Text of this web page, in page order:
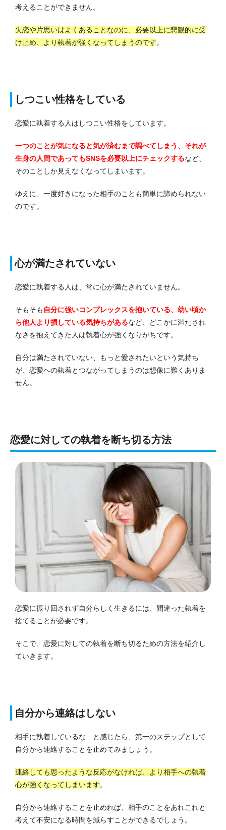
考えることができません。
失恋や片思いはよくあることなのに、必要以上に悲観的に受
け止め、より執着が強くなってしまうのです。
しつこい性格をしている
恋愛に執着する人はしつこい性格をしています。
一つのことが気になると気が済むまで調べてしまう、それが
生身の人間であってもSNSを必要以上にチェックするなど、
そのことしか見えなくなってしまいます。
ゆえに、一度好きになった相手のことも簡単に諦められない
のです。
心が満たされていない
恋愛に執着する人は、常に心が満たされていません。
そもそも 自分に強いコンプレックスを抱いている、幼い頃か
ら他人より損している気持ちがあるなど、どこかに満たされ
なさを抱えてきた人は執着心が強くなりがちです。
自分は満たされていない、もっと愛されたいという気持ち
が、恋愛への執着とつながってしまうのは想像に難くありま
せん。
恋愛に対しての執着を断ち切る方法
恋愛に振り回されず自分らしく生きるには、間違った執着を
捨てることが必要です。
そこで、恋愛に対しての執着を断ち切るための方法を紹介し
ていきます。
自分から連絡はしない
相手に執着しているな…と感じたら、第一のステップとして
自分から連絡することを止めてみましょう。
連絡しても思ったような反応がなければ、より相手への執着
心が強くなってしまいます。
自分から連絡することを止めれば、相手のことをあれこれと
考えて不安になる時間を減らすことができるでしょう。